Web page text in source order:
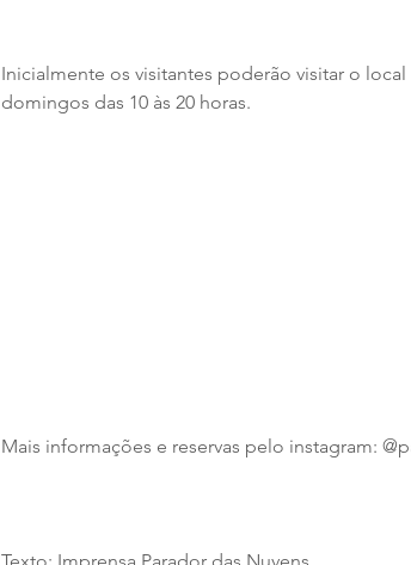
Inicialmente os visitantes poderão visitar o
domingos das 10 às 20 horas.
Mais informações e reservas pelo instagram: